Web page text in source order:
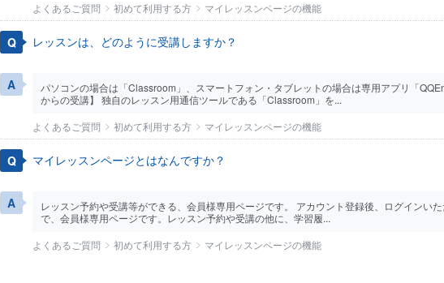
よくあるご質問
初めて利用する方 マイレッスンページの機能
レッスンは、どのように受講しますか？
パソコンの場合は「Classroom」、スマートフォン・タブレットの場合は専用アプリ「
からの受講】 独自のレッスン用通信ツールである「Classroom」を...
よくあるご質問
初めて利用する方 マイレッスンページの機能
マイレッスンページとはなんですか？
レッスン予約や受講等ができる、会員様専用ページです。 アカウント登録後、ログインい
で、会員様専用ページです。レッスン予約や受講の他に、学習履...
よくあるご質問
初めて利用する方 マイレッスンページの機能